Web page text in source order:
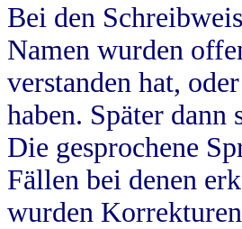
Bei den
Namen wurden
verstanden hat,
haben. Später
Die gesprochene
Fällen bei denen
wurden